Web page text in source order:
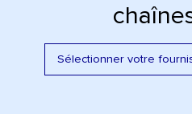
Sélectionner votre